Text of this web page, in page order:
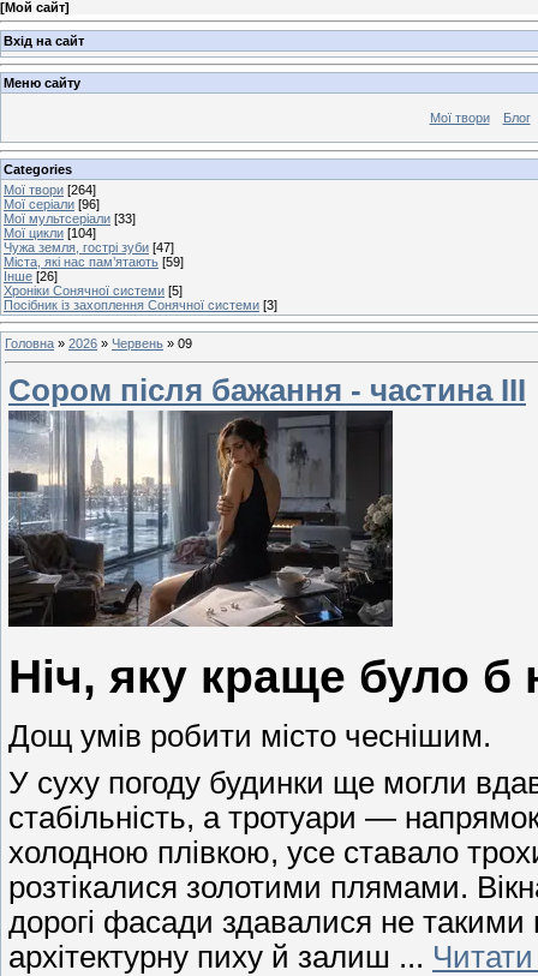
[Мой сайт]
Вхід на сайт
Меню сайту
Мої твори Блог
Categories
Мої твори [264]
Мої серіали [96]
Мої мультсеріали [33]
Мої цикли [104]
Чужа земля, гострі зуби [47]
Міста, які нас пам’ятають [59]
Інше [26]
Хроніки Сонячної системи [5]
Посібник із захоплення Сонячної системи [3]
Головна » 2026 » Червень » 09
Сором після бажання - частина ІІІ
Ніч, яку краще було б
Дощ умів робити місто чеснішим.
У суху погоду будинки ще могли
стабільність, а тротуари —
холодною плівкою, усе ставало
розтікалися золотими плямами.
дорогі фасади здавалися не
архітектурну пиху й залиш ...